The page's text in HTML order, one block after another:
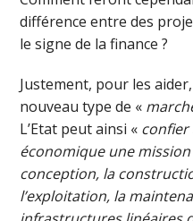
différence entre des
le signe de la finance ?
Justement, pour les
nouveau type de «
L’Etat peut ainsi « confier
économique une
conception, la
l’exploitation, la